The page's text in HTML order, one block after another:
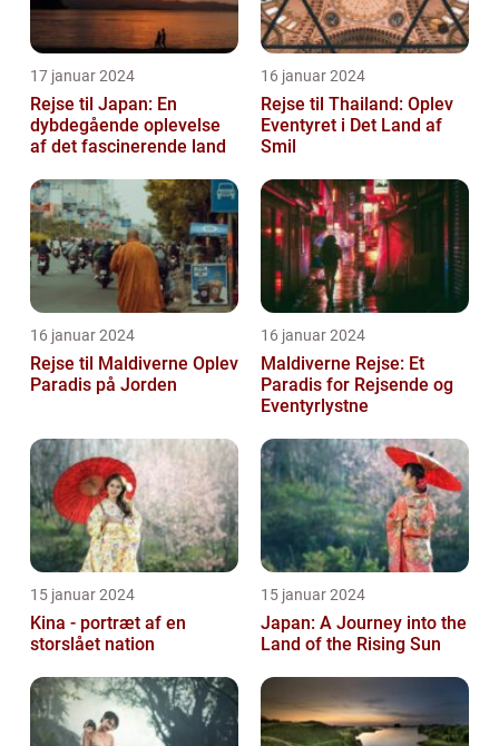
17 januar 2024
Rejse til Japan: En
dybdegående oplevelse
af det fascinerende land
16 januar 2024
Rejse til Thailand: Oplev
Eventyret i Det Land af
Smil
16 januar 2024
Rejse til Maldiverne Oplev
Paradis på Jorden
16 januar 2024
Maldiverne Rejse: Et
Paradis for Rejsende og
Eventyrlystne
15 januar 2024
Kina - portræt af en
storslået nation
15 januar 2024
Japan: A Journey into the
Land of the Rising Sun